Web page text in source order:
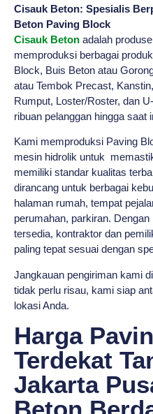
Cisauk Beton: Spesialis
Beton Paving Block
Cisauk Beton adalah
memproduksi berbagai
Block, Buis Beton atau
atau Tembok Precast,
Rumput, Loster/Roster, dan
ribuan pelanggan hingga saat
Kami memproduksi Paving
mesin hidrolik untuk
memiliki standar kualitas
dirancang untuk berbagai
halaman rumah, tempat
perumahan, parkiran.
tersedia, kontraktor dan
paling tepat sesuai dengan
Jangkauan pengiriman kami
tidak perlu risau, kami siap
lokasi Anda.
Harga
Terdekat
Jakarta